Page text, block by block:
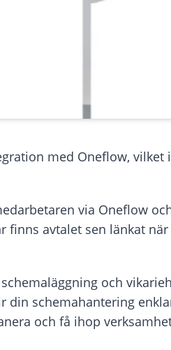
med Oneflow, vilket
via Oneflow
finns avtalet sen länkat
och
din schemahantering
och få ihop